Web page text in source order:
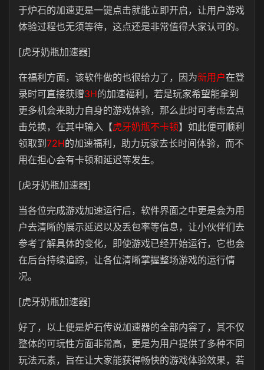
于炉石的加速更是一键点击就能立即开启，让用户游戏
体验过程也无须等待，这点还是非常值得大家认可的。
[虎牙奶瓶加速器]
在福利方面，该软件做的也很给力了，因为新用户在登
录时可直接获赠3H的加速福利，若是玩家希望能拿到
更多机会来助力自身的游戏体验，那么此时可考虑去点
击兑换，在其中输入【虎牙奶瓶不卡顿】如此便可顺利
领取到 72H的加速福利，助力玩家去长时间体验，而不
用在担心会有卡顿和延迟等发生。
[虎牙奶瓶加速器]
当各位完成游戏加速运行后，软件界面之中更是会为用
户去清晰的展示延迟以及丢包率等信息，让小伙伴们去
参考了解具体的变化，即使游戏已经开始运行，它也会
在后台持续追踪，让各位清晰掌握整场游戏的运行情
况。
[虎牙奶瓶加速器]
好了，以上便是炉石传说加速器的全部内容了，其不仅
整体的可玩性方面非常高，更是为用户提供了多种不同
玩法元素，旨在让大家能获得畅快的游戏体验效果，若